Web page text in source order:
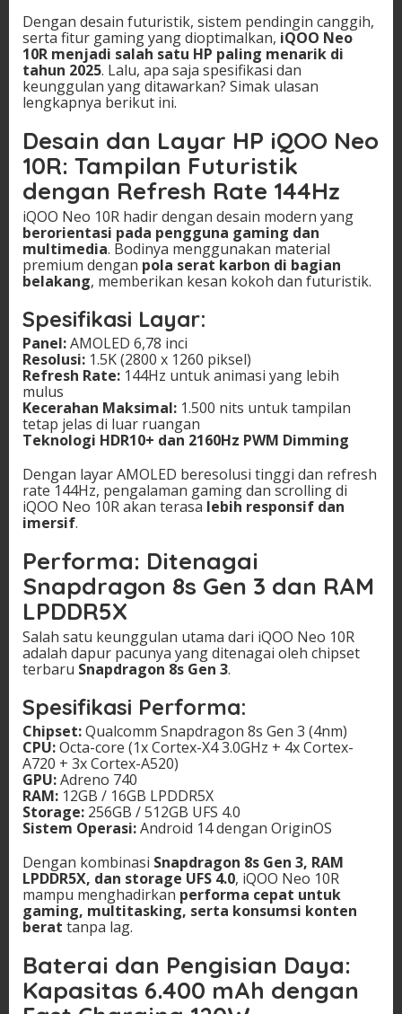
Dengan desain futuristik, sistem pendingin canggih,
serta fitur gaming yang dioptimalkan, iQOO Neo
10R menjadi salah satu HP paling menarik di
tahun 2025. Lalu, apa saja spesifikasi dan
keunggulan yang ditawarkan? Simak ulasan
lengkapnya berikut ini.
Desain dan Layar HP iQOO Neo
10R: Tampilan Futuristik
dengan Refresh Rate 144Hz
iQOO Neo 10R hadir dengan desain modern yang
berorientasi pada pengguna gaming dan
multimedia. Bodinya menggunakan material
premium dengan pola serat karbon di bagian
belakang, memberikan kesan kokoh dan futuristik.
Spesifikasi Layar:
Panel:AMOLED 6,78 inci
Resolusi: 1.5K (2800 x 1260 piksel)
Refresh Rate: 144Hz untuk animasi yang lebih
mulus
Kecerahan Maksimal: 1.500 nits untuk tampilan
tetap jelas di luar ruangan
Teknologi HDR10+ dan 2160Hz PWM Dimming
Dengan layar AMOLED beresolusi tinggi dan refresh
rate 144Hz, pengalaman gaming dan scrolling di
iQOO Neo 10R akan terasa lebih responsif dan
imersif.
Performa: Ditenagai
Snapdragon 8s Gen 3 dan RAM
LPDDR5X
Salah satu keunggulan utama dari iQOO Neo 10R
adalah dapur pacunya yang ditenagai oleh chipset
terbaru Snapdragon 8s Gen 3.
Spesifikasi Performa:
Chipset:Qualcomm Snapdragon 8s Gen 3 (4nm)
CPU:Octa-core (1x Cortex-X4 3.0GHz + 4x Cortex-
A720 + 3x Cortex-A520)
GPU:Adreno 740
RAM: 12GB / 16GB LPDDR5X
Storage: 256GB / 512GB UFS 4.0
Sistem Operasi:Android 14 dengan OriginOS
Dengan kombinasi Snapdragon 8s Gen 3, RAM
LPDDR5X, dan storage UFS 4.0, iQOO Neo 10R
mampu menghadirkan performa cepat untuk
gaming, multitasking, serta konsumsi konten
berat tanpa lag.
Baterai dan Pengisian Daya:
Kapasitas 6.400 mAh dengan